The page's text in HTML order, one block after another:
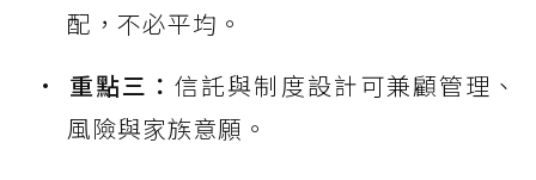
配，不必平均。
重點三：信託與制度設計可兼顧管理、
風險與家族意願。